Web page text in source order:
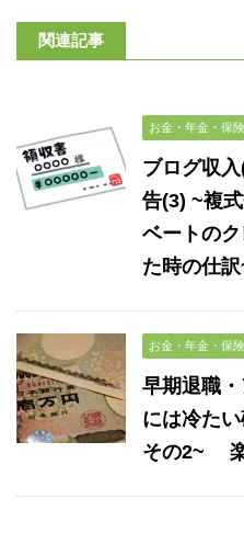
関連記事
お金・年金・保
ブログ収
告(3) ~複
ベートの
た時の仕訳
お金・年金・保
早期退職
には冷た
その2~